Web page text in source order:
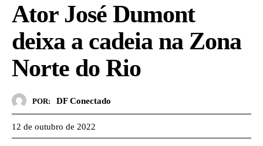
Ator José Dumont
deixa a cadeia na Zona
Norte do Rio
POR: DF Conectado
12 de outubro de 2022